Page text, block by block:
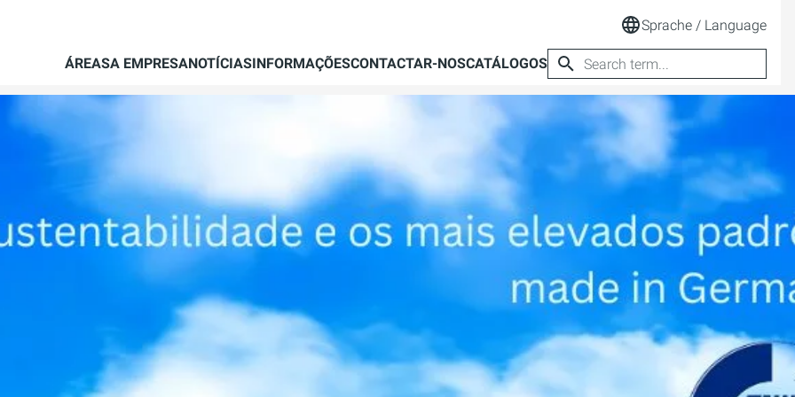
Sprache / Language
ÁREASA EMPRESANOTÍCIASINFORMAÇÕESCONTACTAR-NOSCATÁLOGOS